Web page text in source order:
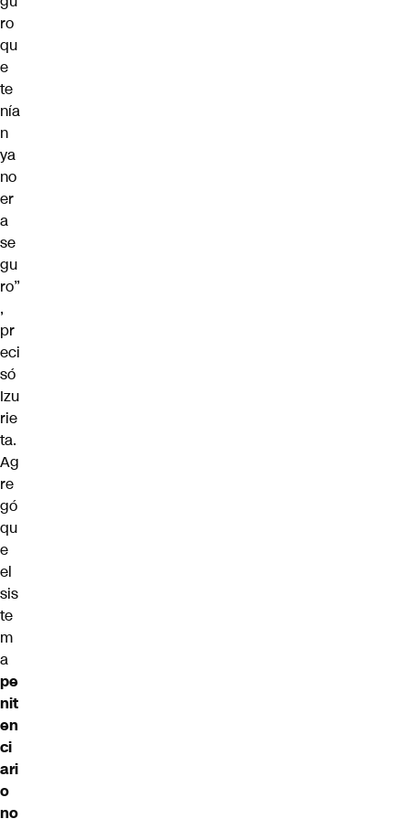
ro
qu
e
te
nía
n
ya
no
er
a
se
gu
ro”
,
pr
eci
só
Izu
rie
ta.
Ag
re
gó
qu
e
el
sis
te
m
a
pe
nit
en
ci
ari
o
no